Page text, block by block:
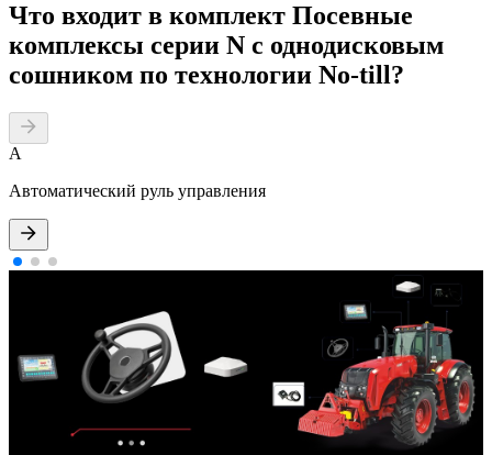
Что входит в комплект Посевные
комплексы серии N с однодисковым
сошником по технологии No-till?
А
Автоматический руль управления